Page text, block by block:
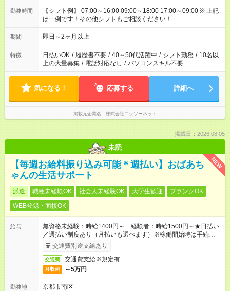
勤務時間
【シフト例】 07:00～16:00 09:00～18:00 17:00～09:00 ※ 上記
は一例です！その他シフトもご相談ください！
期間 即日～2ヶ月以上
特徴 日払いOK / 履歴書不要 / 40～50代活躍中 / シフト勤務 / 10名以
上の大量募集 / 電話対応なし / パソコンスキル不要
気になる！ 応募する 詳細へ
掲載元企業名 株式会社ニッソーネット
掲載日：2026.08.05
未読
NEW
【毎週お給料振り込み可能＊週払い】おばあち
ゃんの生活サポート
派遣 職種未経験OK 社会人未経験OK 大学生歓迎
ブランクOK
WEB登録・面接OK
給与
無資格未経験：時給1400円～ 経験者：時給1500円～★日払い
／週払い制度あり（月払いも選べます）※稼働開始時は手続き完
了次第のお支払いとなります。
交通費別途支給あり
交通費 交通費支給※規定有
月収例 ～5万円
勤務地
京都市南区